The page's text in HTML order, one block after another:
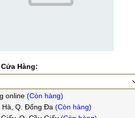
Hàng:
online (Còn hàng)
Hà, Q. Đống Đa (Còn hàng)